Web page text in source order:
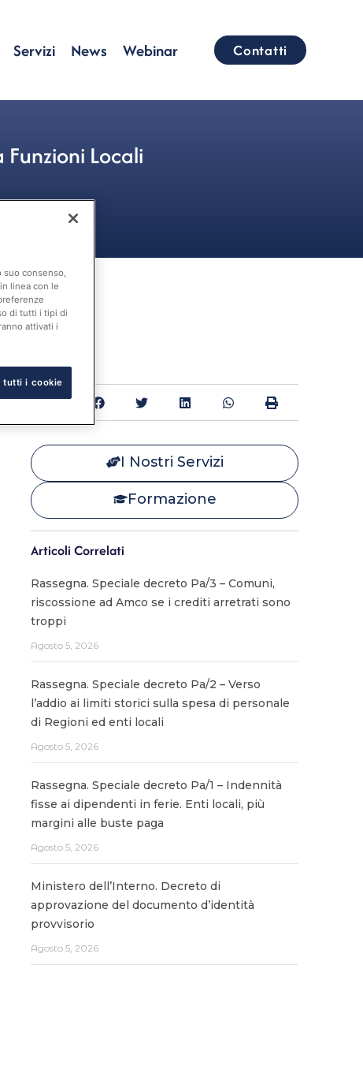
Servizi News Webinar Contatti
Locali
Condividi:
I Nostri Servizi
Formazione
Articoli Correlati
Rassegna. Speciale decreto Pa/3 – Comuni,
riscossione ad Amco se i crediti arretrati sono
troppi
Agosto 5, 2026
Rassegna. Speciale decreto Pa/2 – Verso
l’addio ai limiti storici sulla spesa di personale
di Regioni ed enti locali
Agosto 5, 2026
Rassegna. Speciale decreto Pa/1 – Indennità
fisse ai dipendenti in ferie. Enti locali, più
margini alle buste paga
Agosto 5, 2026
Ministero dell’Interno. Decreto di
approvazione del documento d’identità
provvisorio
Agosto 5, 2026
suo consenso,
linea con le
di tutti i tipi di
attivati i
tutti i cookie